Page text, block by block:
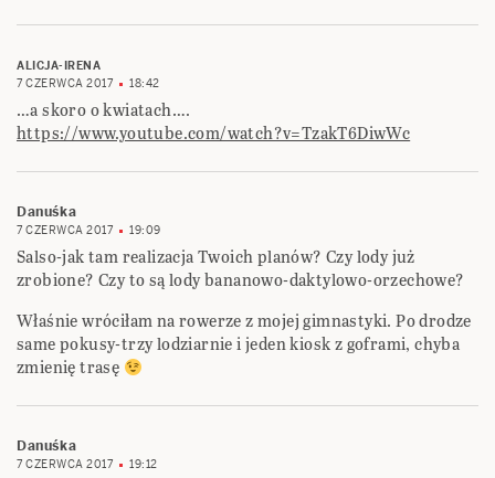
ALICJA-IRENA
7 CZERWCA 2017
18:42
…a skoro o kwiatach….
https://www.youtube.com/watch?v=TzakT6DiwWc
Danuśka
7 CZERWCA 2017 19:09
Salso-jak tam realizacja Twoich planów? Czy lody już
zrobione? Czy to są lody bananowo-daktylowo-orzechowe?
Właśnie wróciłam na rowerze z mojej gimnastyki. Po drodze
same pokusy-trzy lodziarnie i jeden kiosk z goframi, chyba
zmienię trasę
Danuśka
7 CZERWCA 2017 19:12